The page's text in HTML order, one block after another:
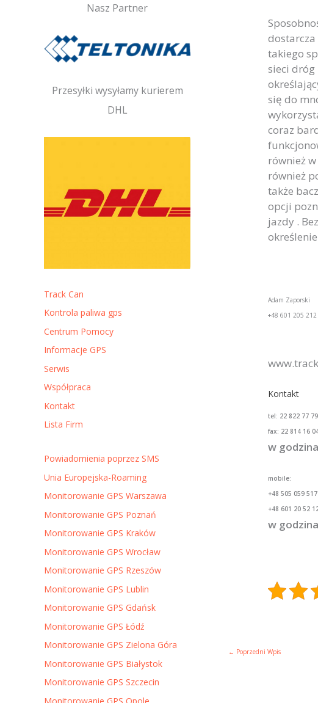
Nasz Partner
Przesyłki wysyłamy kurierem
DHL
Track Can
Kontrola paliwa gps
Centrum Pomocy
Informacje GPS
Serwis
Współpraca
Kontakt
Lista Firm
Powiadomienia poprzez SMS
Unia Europejska-Roaming
Monitorowanie GPS Warszawa
Monitorowanie GPS Poznań
Monitorowanie GPS Kraków
Monitorowanie GPS Wrocław
Monitorowanie GPS Rzeszów
Monitorowanie GPS Lublin
Monitorowanie GPS Gdańsk
Monitorowanie GPS Łódź
Monitorowanie GPS Zielona Góra
Monitorowanie GPS Białystok
Monitorowanie GPS Szczecin
Monitorowanie GPS Opole
takiego
sieci dróg
się do
coraz
również
również
także
opcji
jazdy .
Adam Zaporski
+48 601 205 212
Kontakt
tel: 22 822 77 79
fax: 22 814 16
w
mobile:
+48 505 059 517
+48 601 20 52
w
← Poprzedni Wpis